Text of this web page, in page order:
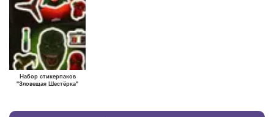
Набор стикерпаков
"Зловещая Шестёрка"